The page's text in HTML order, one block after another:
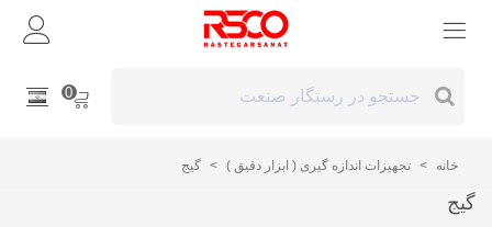
0
خانه > تجهیزات اندازه گیری ( ابزار دقیق ) > گیج
گیج